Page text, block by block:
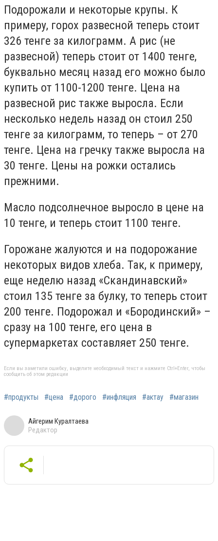
Подорожали и некоторые крупы. К
примеру, горох развесной теперь стоит
326 тенге за килограмм. А рис (не
развесной) теперь стоит от 1400 тенге,
буквально месяц назад его можно было
купить от 1100-1200 тенге. Цена на
развесной рис также выросла. Если
несколько недель назад он стоил 250
тенге за килограмм, то теперь – от 270
тенге. Цена на гречку также выросла на
30 тенге. Цены на рожки остались
прежними.
Масло подсолнечное выросло в цене на
10 тенге, и теперь стоит 1100 тенге.
Горожане жалуются и на подорожание
некоторых видов хлеба. Так, к примеру,
еще неделю назад «Скандинавский»
стоил 135 тенге за булку, то теперь стоит
200 тенге. Подорожал и «Бородинский» –
сразу на 100 тенге, его цена в
супермаркетах составляет 250 тенге.
Если вы заметили ошибку, выделите необходимый текст и нажмите Ctrl+Enter, чтобы
сообщить об этом редакции
#продукты #цена #дорого #инфляция #актау #магазин
Айгерим Куралтаева
Редактор